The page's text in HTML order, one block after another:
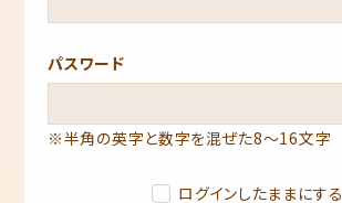
パスワード
※半角の英字と数字を混ぜた8～16文字
ログインしたままにする